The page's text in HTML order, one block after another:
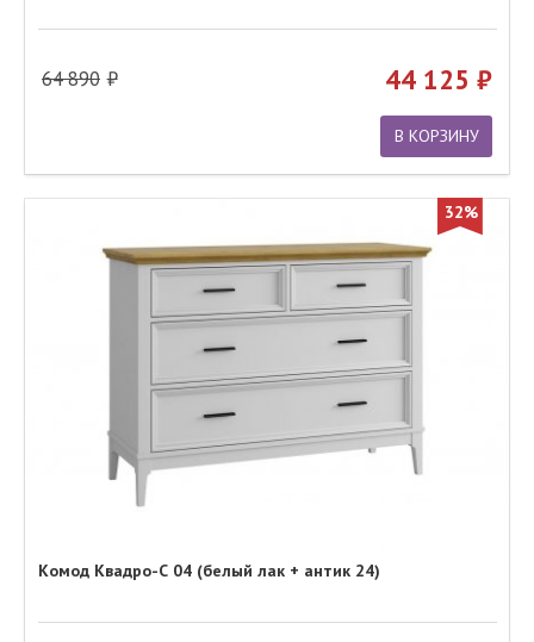
64 890 44 125
В КОРЗИНУ
32%
Комод Квадро-С 04 (белый лак + антик 24)